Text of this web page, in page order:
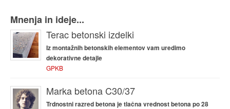
Mnenja in ideje...
Terac betonski izdelki
Iz montažnih betonskih elementov vam uredimo
dekorativne detajle
GPKB
Marka betona C30/37
Trdnostni razred betona je tlačna vrednost betona po 28